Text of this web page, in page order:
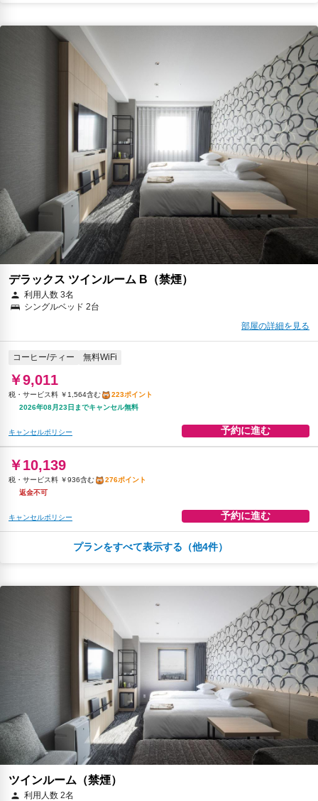
キャンセルポリシー
税・サービス料 ￥1,485含む
212ポイント
予約に進む
￥9,702
税・サービス料 ￥895含む
264ポイント
返金不可
キャンセルポリシー 予約に進む
朝食 無料WiFi
￥9,856
キャンセルポリシー
デラックス ツインルーム B（禁煙）
利用人数 3名
シングルベッド 2台
部屋の詳細を見る
コーヒー/ティー 無料WiFi
￥9,011
税・サービス料 ￥1,564含む
223ポイント
2026年08月23日までキャンセル無料
キャンセルポリシー 予約に進む
￥10,139
税・サービス料 ￥936含む
276ポイント
返金不可
キャンセルポリシー 予約に進む
コーヒー/ティー 無料WiFi
税・サービス料 ￥1,769含む
252ポイント
2026年08月23日までキャンセル無料
予約に進む
税・サービス料 ￥958含む
282ポイント
2026年08月25日までキャンセル無料
予約に進む
朝食 無料WiFi
￥11,537
税・サービス料 ￥1,065含む
314ポイント
プランをすべて表示する（他4件）
ツインルーム（禁煙）
利用人数 2名